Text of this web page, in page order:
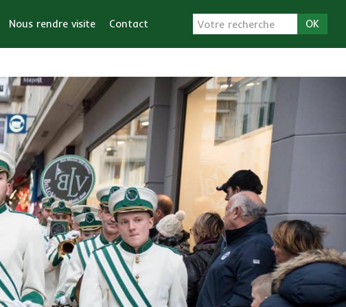
OK
Nous rendre visite Contact